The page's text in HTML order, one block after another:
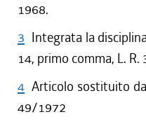
1968.
3 Integrata la
14, primo comma, L.
4 Articolo sostituito
49/1972